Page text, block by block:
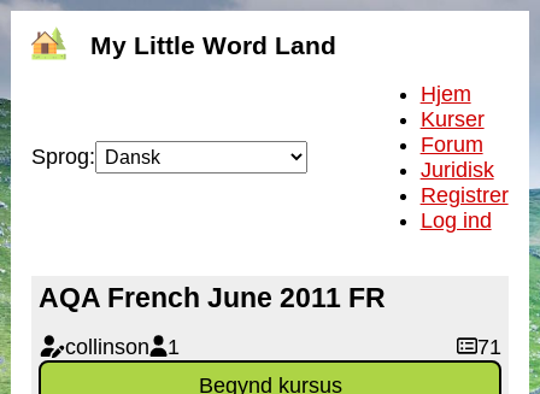
My Little Word Land
Sprog:
Hjem
Kurser
Forum
Juridisk
Registrer
Log ind
AQA French June 2011 FR
collinson 1
71
Begynd kursus